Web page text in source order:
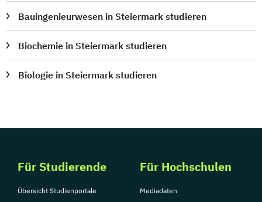
Sozialmanagement
Sozialpädagogik und Inklusion
Sportmanagement
Supply Chain Management
Tourismusmanagement UX Design
Wirtschaftsingenieurwesen
Wirtschaftsrecht
Ökonom/in
Bauingenieurwesen in Steiermark studieren
Biochemie in Steiermark studieren
Biologie in Steiermark studieren
Für Studierende
Übersicht Studienportale
Für Hochschulen
Mediadaten